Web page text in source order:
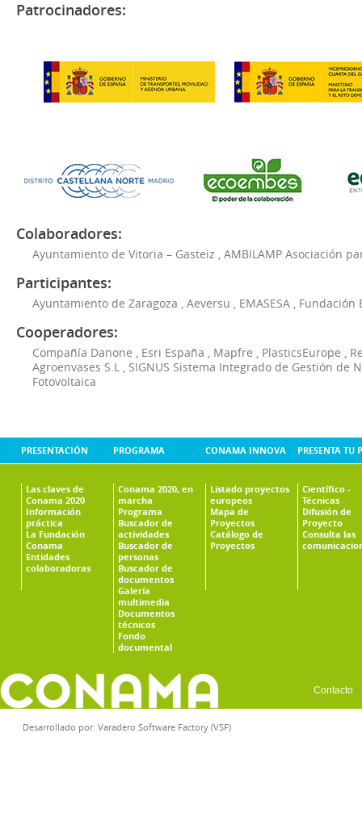
Patrocinadores:
Colaboradores:
Ayuntamiento de Vitoria – Gasteiz AMBILAMP Asociación
Participantes:
Ayuntamiento de Zaragoza Aeversu EMASESA Fundación
Cooperadores:
Compañía Danone Esri España Mapfre PlasticsEurope
Agroenvases S.L
SIGNUS Sistema Integrado de Gestión de
Fotovoltaica
PRESENTACIÓN
Las claves de
Conama 2020
Información
práctica
La Fundación
Conama
Entidades
colaboradoras
PROGRAMA
Conama 2020, en
marcha
Programa
Buscador de
actividades
Buscador de
personas
Buscador de
documentos
Galería
multimedia
Documentos
técnicos
Fondo
documental
CONAMA INNOVA
Listado proyectos
europeos
Mapa de
Proyectos
Catálogo de
Proyectos
PRESENTA TU
Científico -
Técnicas
Difusión de
Proyecto
Consulta las
Contacto
Desarrollado por: Varadero Software Factory (VSF)